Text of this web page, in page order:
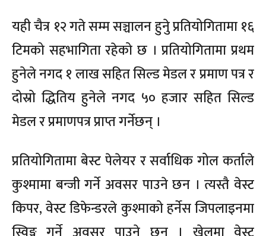
यही चैत्र १२ गते सम्म सञ्चालन हुनुे प्रतियोगितामा १६
टिमको सहभागिता रहेको छ । प्रतियोगितामा प्रथम
हुनेले नगद १ लाख सहित सिल्ड मेडल र प्रमाण पत्र र
दोस्रो द्धितिय हुनेले नगद ५० हजार सहित सिल्ड
मेडल र प्रमाणपत्र प्राप्त गर्नेछन् ।
प्रतियोगितामा बेस्ट पेलेयर र सर्वाधिक गोल कर्ताले
कुश्मामा बन्जी गर्ने अवसर पाउने छन । त्यस्तै वेस्ट
किपर, वेस्ट डिफेन्डरले कुश्माको हर्नेस जिपलाइनमा